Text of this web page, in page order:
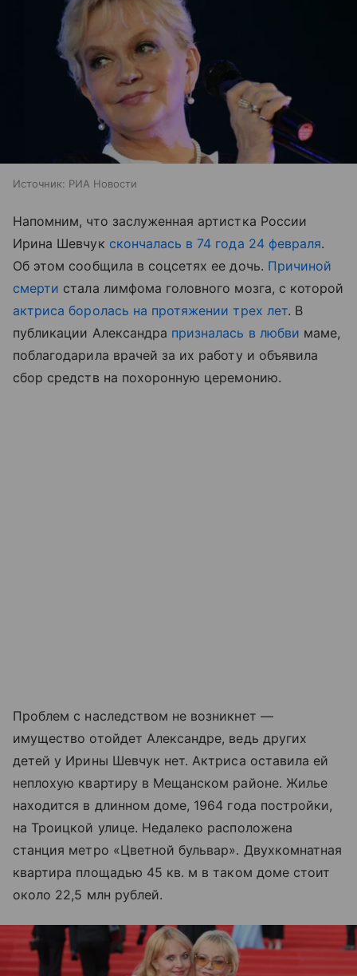
Источник: РИА Новости
Напомним, что заслуженная артистка России
Ирина Шевчук скончалась в 74 года 24 февраля.
Об этом сообщила в соцсетях ее дочь. Причиной
смерти стала лимфома головного мозга, с которой
актриса боролась на протяжении трех лет. В
публикации Александра призналась в любви маме,
поблагодарила врачей за их работу и объявила
сбор средств на похоронную церемонию.
Проблем с наследством не возникнет —
имущество отойдет Александре, ведь других
детей у Ирины Шевчук нет. Актриса оставила ей
неплохую квартиру в Мещанском районе. Жилье
находится в длинном доме, 1964 года постройки,
на Троицкой улице. Недалеко расположена
станция метро «Цветной бульвар». Двухкомнатная
квартира площадью 45 кв. м в таком доме стоит
около 22,5 млн рублей.